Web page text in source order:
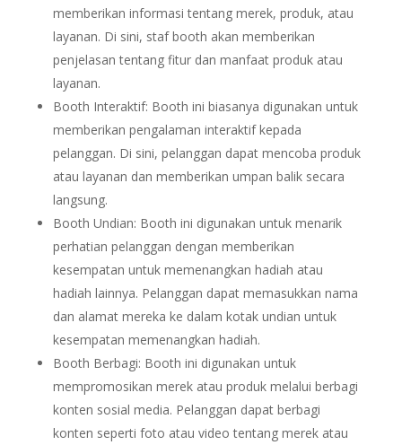
memberikan informasi tentang merek, produk, atau
layanan. Di sini, staf booth akan memberikan
penjelasan tentang fitur dan manfaat produk atau
layanan.
Booth Interaktif: Booth ini biasanya digunakan untuk
memberikan pengalaman interaktif kepada
pelanggan. Di sini, pelanggan dapat mencoba produk
atau layanan dan memberikan umpan balik secara
langsung.
Booth Undian: Booth ini digunakan untuk menarik
perhatian pelanggan dengan memberikan
kesempatan untuk memenangkan hadiah atau
hadiah lainnya. Pelanggan dapat memasukkan nama
dan alamat mereka ke dalam kotak undian untuk
kesempatan memenangkan hadiah.
Booth Berbagi: Booth ini digunakan untuk
mempromosikan merek atau produk melalui berbagi
konten sosial media. Pelanggan dapat berbagi
konten seperti foto atau video tentang merek atau